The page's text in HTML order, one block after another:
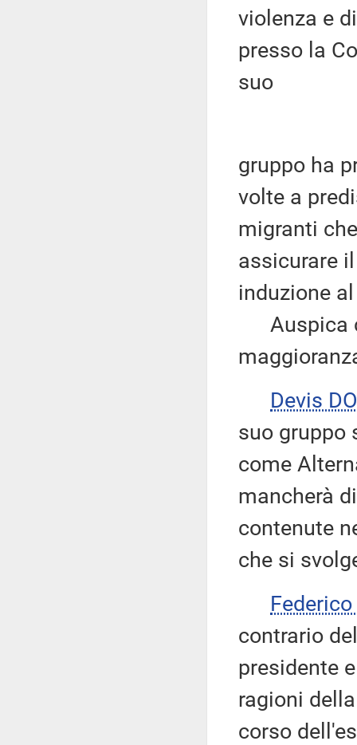
violenza e
presso la
suo
gruppo ha
volte a
migranti
assicurare
induzione
Auspica
Devis
suo gruppo
come
mancherà
contenute
che si
contrario
presidente
ragioni
corso